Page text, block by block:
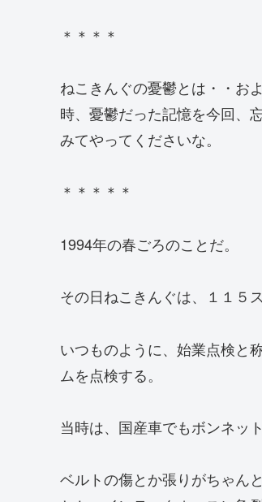
＊＊＊＊
ねこきんぐの憂鬱とは・・お
時、憂鬱だった記憶を今回、
みてやってくださいな。
＊＊＊＊＊
1994年の春ごろのことだ。
その日ねこきんぐは、１１５
いつものように、始業点検と
ムを点検する。
当時は、国産車でもボンネッ
ベルトの傷とか張りがちゃん